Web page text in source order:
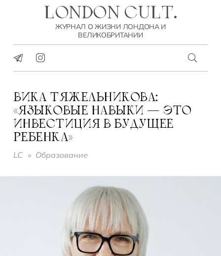
LONDON CULT.
ЖУРНАЛ О ЖИЗНИ ЛОНДОНА И
ВЕЛИКОБРИТАНИИ
ВИКА ТЯЖЕЛЬНИКОВА:
«ЯЗЫКОВЫЕ НАВЫКИ — ЭТО
ИНВЕСТИЦИЯ В БУДУЩЕЕ
РЕБЕНКА»
LC » Образование